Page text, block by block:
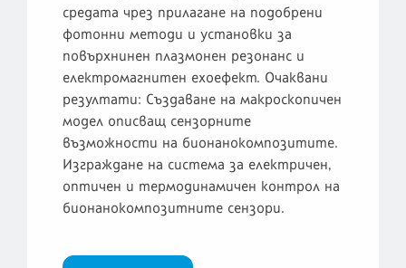
средата чрез прилагане на подобрени
фотонни методи и установки за
повърхнинен плазмонен резонанс и
електромагнитен ехоефект. Очаквани
резултати: Създаване на макроскопичен
модел описващ сензорните
възможности на бионанокомпозитите.
Изграждане на система за електричен,
оптичен и термодинамичен контрол на
бионанокомпозитните сензори.